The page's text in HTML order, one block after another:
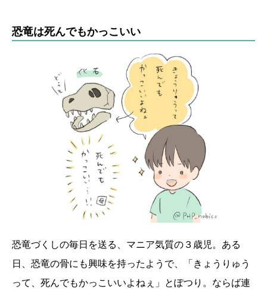
恐竜は死んでもかっこいい
恐竜づくしの毎日を送る、マニア気質の３歳児。ある
日、恐竜の骨にも興味を持ったようで、「きょうりゅう
って、死んでもかっこいいよねぇ」とぽつり。ならば連